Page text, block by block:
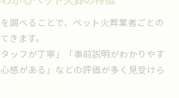
後の供養方法と納骨先の選び方
の供養や合同埋葬のメリットを解説
愛護センターの供養対応と違い
調べることで、ペット火葬業者ごとの
きます。
ッフが丁寧」「事前説明がわかりやす
感がある」などの評価が多く見受けら